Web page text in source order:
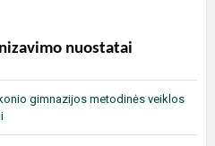
nuostatai
gimnazijos metodinės veiklos